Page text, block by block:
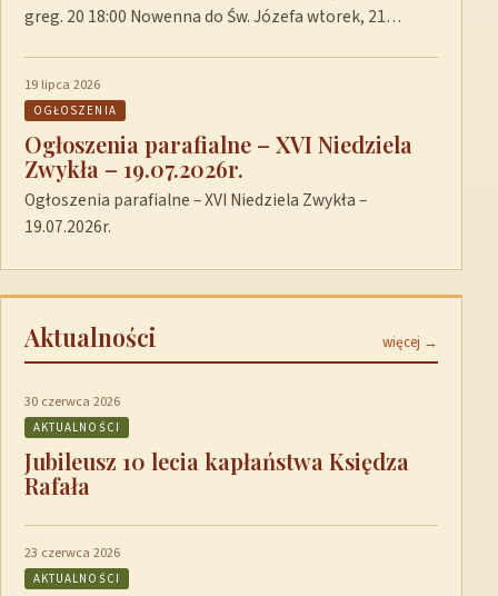
greg. 20 18:00 Nowenna do Św. Józefa wtorek, 21…
19 lipca 2026
OGŁOSZENIA
Ogłoszenia parafialne – XVI Niedziela
Zwykła – 19.07.2026r.
Ogłoszenia parafialne – XVI Niedziela Zwykła –
19.07.2026r.
Aktualności więcej →
30 czerwca 2026
AKTUALNOŚCI
Jubileusz 10 lecia kapłaństwa Księdza
Rafała
23 czerwca 2026
AKTUALNOŚCI